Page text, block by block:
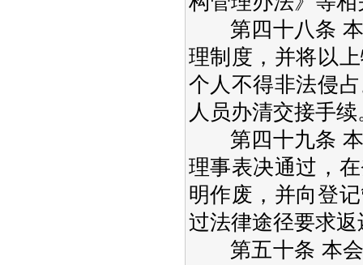
第四十八条 本
理制度，并将以
个人不得非法侵
人员办清交接手续
第四十九条 本
理事表决通过，
明作废，并向登
过法律途径要求返
第五十条 本会